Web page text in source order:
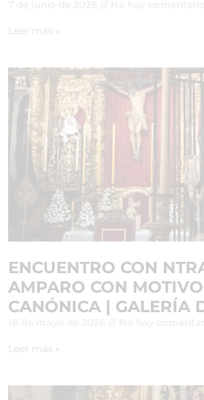
Leer más »
ENCUENTRO CON
AMPARO CON
CANÓNICA | GALERÍA
Leer más »